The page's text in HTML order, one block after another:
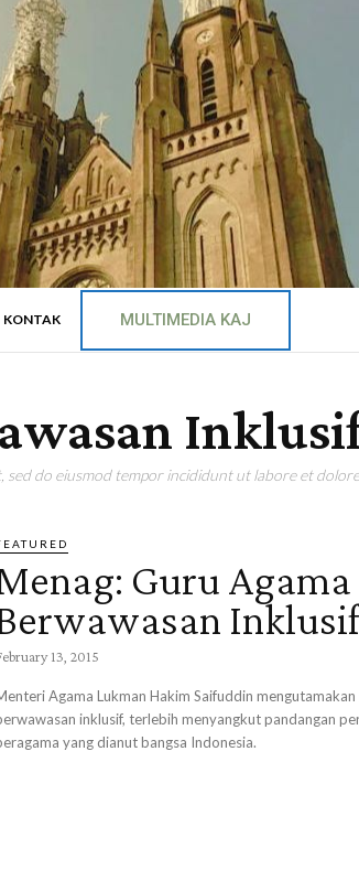
KONTAK MULTIMEDIA KAJ
do eiusmod tempor incididunt ut labore et
Guru
Inklusif
13, 2015
Agama Lukman Hakim Saifuddin
inklusif, terlebih menyangkut pandangan
yang dianut bangsa Indonesia.